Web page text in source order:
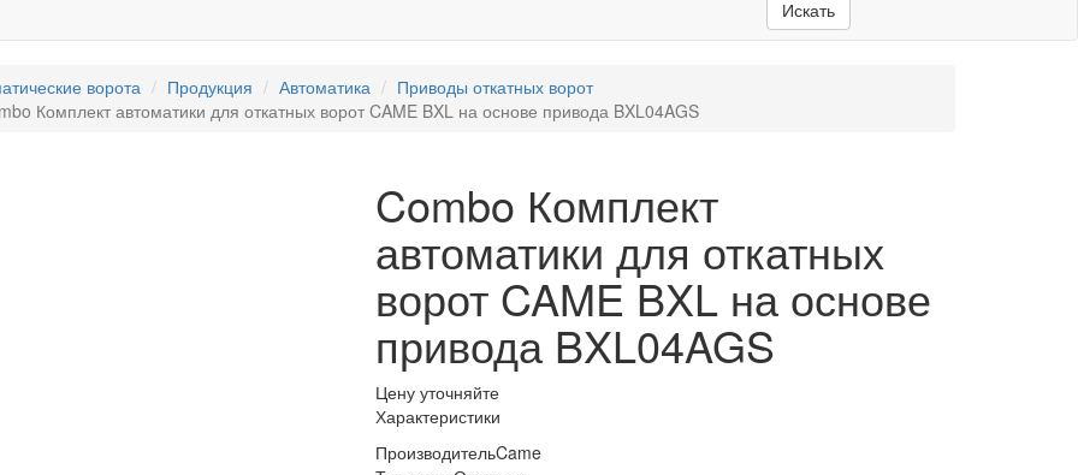
Искать
ворота Продукция Автоматика
Приводы откатных ворот
Комплект автоматики для откатных ворот CAME BXL на основе привода BXL04AGS
Combo Комплект
автоматики для откатных
ворот CAME BXL на основе
привода BXL04AGS
Цену уточняйте
Характеристики
ПроизводительCame